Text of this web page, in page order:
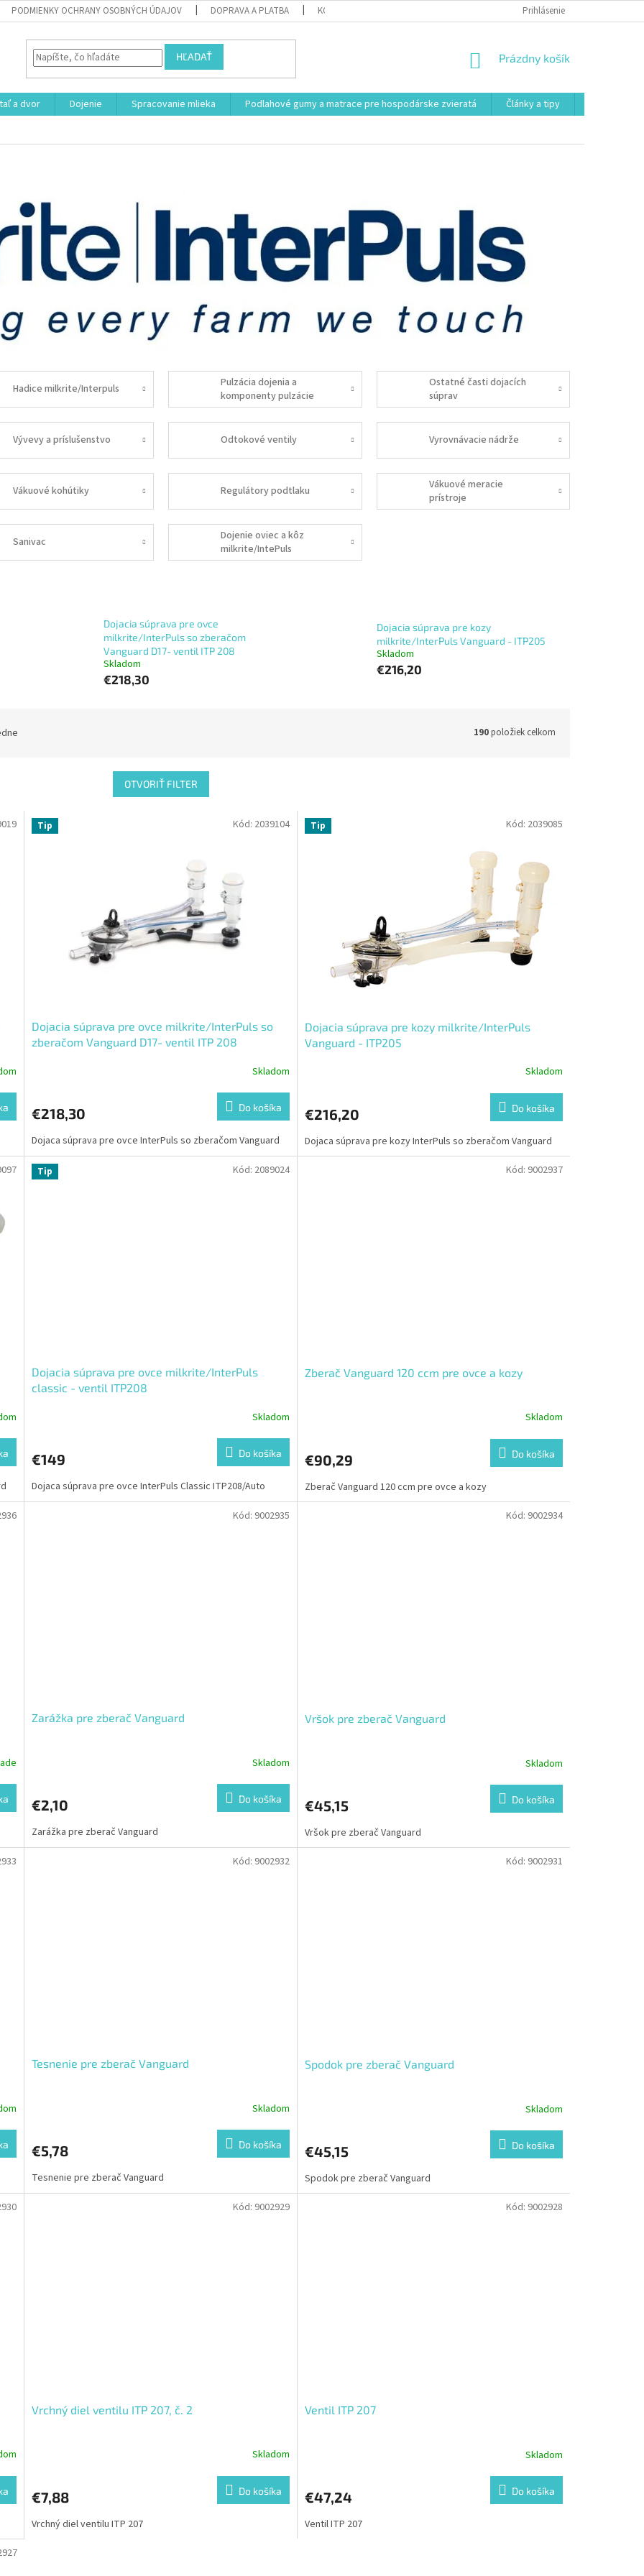
PODMIENKY OCHRANY OSOBNÝCH ÚDAJOV DOPRAVA A PLATBA KONTAKT VŠEOBECNÉ OBCHODNÉ PODMIENKY POSTUP
Prihlásenie
HĽADAŤ
NÁKUPNÝ
Prázdny košík
a dvor Dojenie Spracovanie mlieka Podlahové gumy a matrace pre hospodárske zvieratá Články a tipy
Hadice milkrite/Interpuls
Pulzácia dojenia a
komponenty pulzácie
Ostatné časti dojacích
súprav
Vývevy a príslušenstvo Odtokové ventily Vyrovnávacie nádrže
Vákuové kohútiky Regulátory podtlaku
Vákuové meracie
prístroje
Sanivac
Dojenie oviec a kôz
milkrite/IntePuls
Dojacia súprava pre ovce
milkrite/InterPuls so zberačom
Vanguard D17- ventil ITP 208
Skladom
€218,30
Dojacia súprava pre kozy
milkrite/InterPuls Vanguard - ITP205
Skladom
€216,20
190položiek celkom
OTVORIŤ FILTER
Tip
Dojacia súprava pre ovce milkrite/InterPuls so
zberačom Vanguard D17- ventil ITP 208
Skladom
€218,30 Do košíka
Dojaca súprava pre ovce InterPuls so zberačom Vanguard
Kód: 2039104 Tip
Dojacia súprava pre kozy milkrite/InterPuls
Vanguard - ITP205
Skladom
€216,20 Do košíka
Dojaca súprava pre kozy InterPuls so zberačom Vanguard
Kód: 2039085
Tip
Dojacia súprava pre ovce milkrite/InterPuls
classic - ventil ITP208
Skladom
€149 Do košíka
Dojaca súprava pre ovce InterPuls Classic ITP208/Auto
Kód: 2089024
Zberač Vanguard 120 ccm pre ovce a kozy
Skladom
€90,29 Do košíka
Zberač Vanguard 120 ccm pre ovce a kozy
Kód: 9002937
Zarážka pre zberač Vanguard
Skladom
€2,10 Do košíka
Zarážka pre zberač Vanguard
Kód: 9002935
Vršok pre zberač Vanguard
Skladom
€45,15 Do košíka
Vršok pre zberač Vanguard
Kód: 9002934
Tesnenie pre zberač Vanguard
Skladom
€5,78 Do košíka
Tesnenie pre zberač Vanguard
Kód: 9002932
Spodok pre zberač Vanguard
Skladom
€45,15 Do košíka
Spodok pre zberač Vanguard
Kód: 9002931
Vrchný diel ventilu ITP 207, č. 2
Skladom
€7,88 Do košíka
Vrchný diel ventilu ITP 207
Kód: 9002929
Ventil ITP 207
Skladom
€47,24 Do košíka
Ventil ITP 207
Kód: 9002928